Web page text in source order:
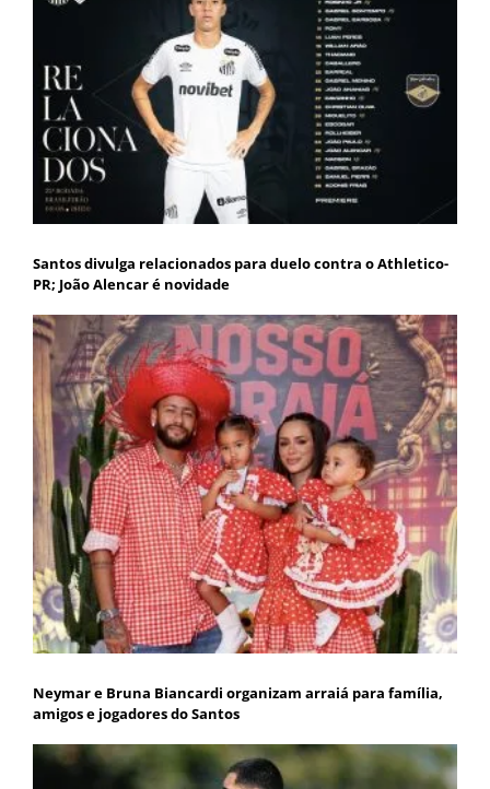
Santos divulga relacionados para duelo contra o Athletico-
PR; João Alencar é novidade
Neymar e Bruna Biancardi organizam arraiá para família,
amigos e jogadores do Santos